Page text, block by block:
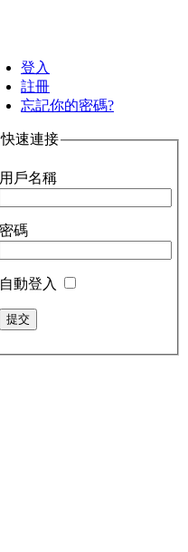
登入
註冊
忘記你的密碼?
快速連接
用戶名稱
密碼
自動登入